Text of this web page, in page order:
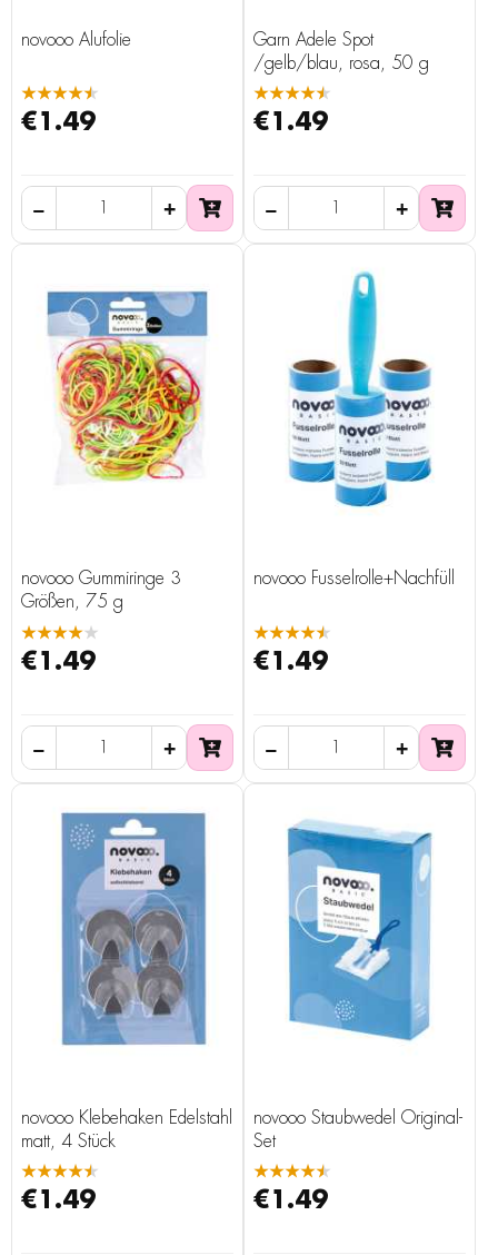
novooo Alufolie
★★★★★
€1.49
Garn Adele Spot
/gelb/blau, rosa, 50 g
★★★★★
€1.49
novooo Gummiringe 3
Größen, 75 g
★★★★★
€1.49
novooo Fusselrolle+Nachfüll
★★★★★
€1.49
novooo Klebehaken Edelstahl
matt, 4 Stück
★★★★★
€1.49
novooo Staubwedel Original-
Set
★★★★★
€1.49